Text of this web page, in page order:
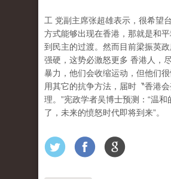
工 党副主席张超雄表示，很希望
方式能够出现在香港，那就是和
到民主的过渡。然而目前梁振英
强硬，这势必激怒更多 香港人，
暴力，他们会收缩运动，但他们
用其它的抗争方法，届时〝香港
理。”宪政学者吴博士预测：“温和
了，未来的愤怒时代即将到来”。